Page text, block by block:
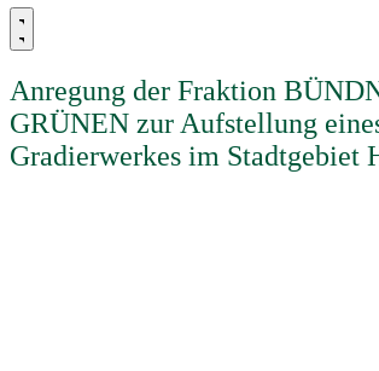
Anregung der Fraktion
GRÜNEN zur Aufstellung
Gradierwerkes im Stadtgebiet